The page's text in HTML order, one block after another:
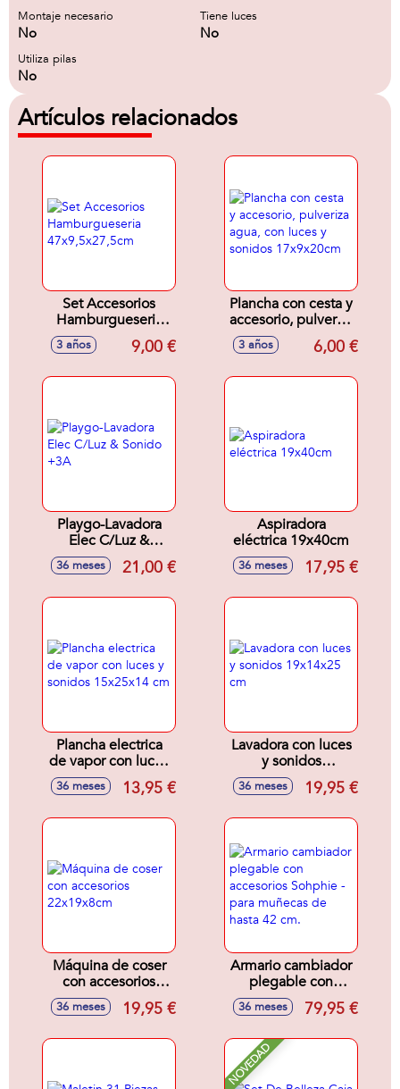
Montaje necesario
No
Tiene luces
No
Utiliza pilas
No
Artículos relacionados
Set Accesorios
Hamburgueseria
47x9,5x27,5cm
3 años 9,00 €
Plancha con cesta y
accesorio, pulveriza
agua, con luces y
sonidos
3 años 6,00 €
Playgo-Lavadora
Elec C/Luz &
Sonido +3A
36 meses 21,00 €
Aspiradora
eléctrica 19x40cm
36 meses 17,95 €
Plancha electrica
de vapor con luces
y sonidos
15x25x14 cm
36 meses 13,95 €
Lavadora con luces
y sonidos
19x14x25 cm
36 meses 19,95 €
Máquina de coser
con accesorios
22x19x8cm
36 meses 19,95 €
Armario cambiador
plegable con
accesorios Sohphie
- para muñecas de
36 meses 79,95 €
NOVEDAD